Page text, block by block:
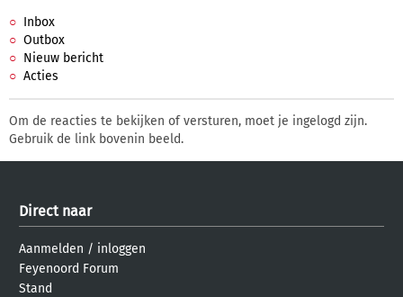
Inbox
Outbox
Nieuw bericht
Acties
Om de reacties te bekijken of versturen, moet je ingelogd zijn.
Gebruik de link bovenin beeld.
Direct naar
Aanmelden / inloggen
Feyenoord Forum
Stand